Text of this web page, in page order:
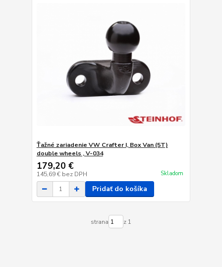
Ťažné zariadenie VW Crafter I, Box Van (5T)
double wheels , V-034
179,20 €
145,69 € bez DPH Skladom
Pridať do košíka
strana z 1